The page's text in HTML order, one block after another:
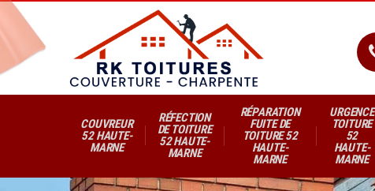
COUVREUR
52 HAUTE-
MARNE
RÉFECTION
DE TOITURE
52 HAUTE-
MARNE
RÉPARATION
FUITE DE
TOITURE 52
HAUTE-
MARNE
URGENCE
TOITURE
52
HAUTE-
MARNE